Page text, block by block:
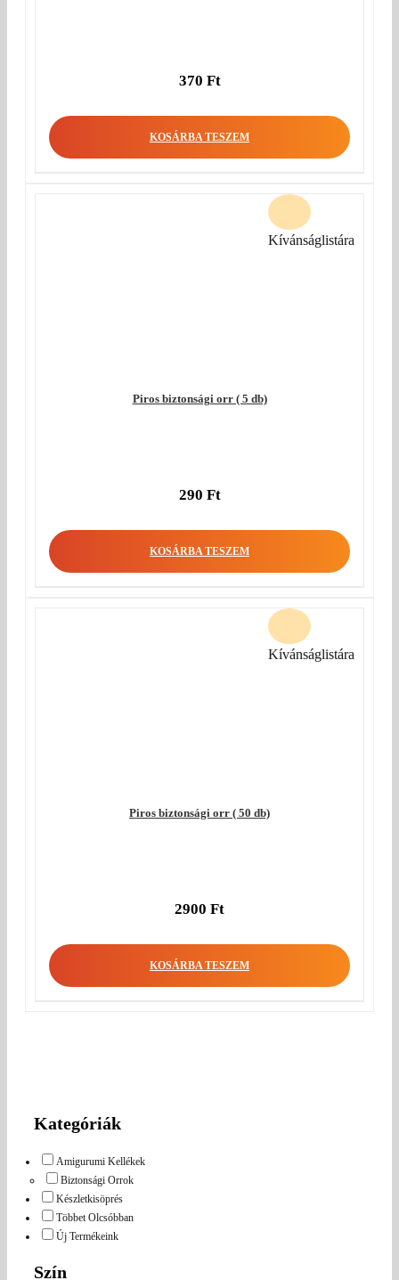
370 Ft
KOSÁRBA TESZEM
Piros biztonsági orr ( 5 db)
290 Ft
KOSÁRBA TESZEM
Kívánságlistára
Piros biztonsági orr ( 50 db)
2900 Ft
KOSÁRBA TESZEM
Kívánságlistára
Kategóriák
Amigurumi Kellékek
Biztonsági Orrok
Készletkisöprés
Többet Olcsóbban
Új Termékeink
Szín